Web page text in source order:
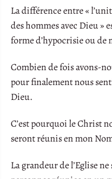
La différence entre «
des hommes avec Dieu »
forme d’hypocrisie ou de
Combien de fois avons-
pour finalement nous
Dieu.
C’est pourquoi le Christ
seront réunis en mon
La grandeur de l’Eglise